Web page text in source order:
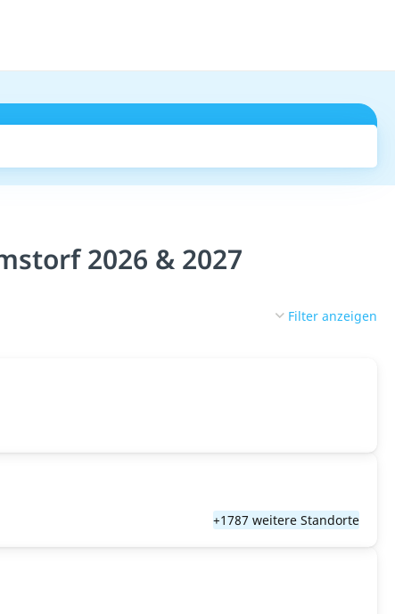
2026 & 2027
Filter anzeigen
+1787 weitere Standorte